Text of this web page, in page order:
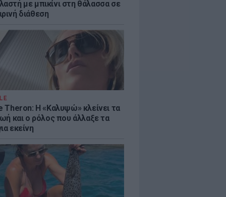
με μπικίνι στη θάλασσα σε
διάθεση
Theron: Η «Καλυψώ» κλείνει τα
και ο ρόλος που άλλαξε τα
εκείνη